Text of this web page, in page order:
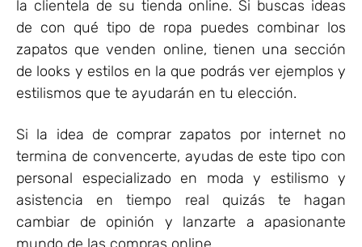
la clientela de su tienda online. Si buscas ideas
de con qué tipo de ropa puedes combinar los
zapatos que venden online, tienen una sección
de looks y estilos en la que podrás ver ejemplos y
estilismos que te ayudarán en tu elección.
Si la idea de comprar zapatos por internet no
termina de convencerte, ayudas de este tipo con
personal especializado en moda y estilismo y
asistencia en tiempo real quizás te hagan
cambiar de opinión y lanzarte a apasionante
mundo de las compras online.